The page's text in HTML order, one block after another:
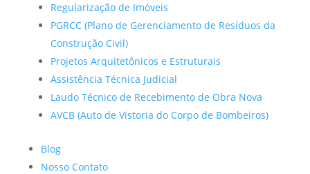
Regularização de Imóveis
PGRCC (Plano de Gerenciamento de Resíduos da
Construção Civil)
Projetos Arquitetônicos e Estruturais
Assistência Técnica Judicial
Laudo Técnico de Recebimento de Obra Nova
AVCB (Auto de Vistoria do Corpo de Bombeiros)
Blog
Nosso Contato